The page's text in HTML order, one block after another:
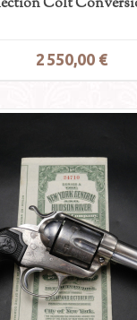
2 550,00 €